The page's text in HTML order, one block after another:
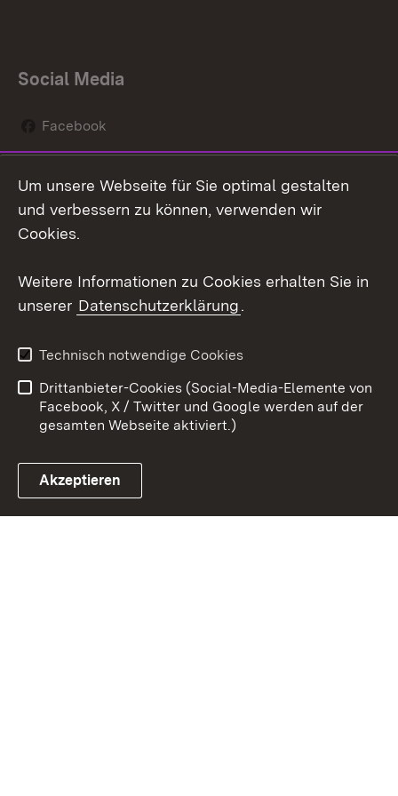
Social Media
Facebook
Social Wall
Youtube
Link zum Landesportal
Kontakt
Datenschutz
Barrierefreiheit
Impressum Cookies
Um unsere Webseite für Sie optimal gestalten
und verbessern zu können, verwenden wir
Cookies.
Weitere Informationen zu Cookies erhalten Sie in
unserer Datenschutzerklärung.
Technisch notwendige Cookies
Drittanbieter-Cookies (Social-Media-Elemente von
Facebook, X / Twitter und Google werden auf der
gesamten Webseite aktiviert.)
Akzeptieren